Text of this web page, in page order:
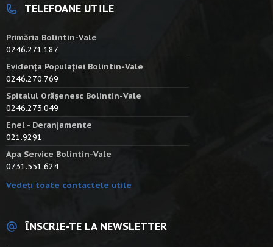
TELEFOANE UTILE
Primăria Bolintin-Vale
0246.271.187
Evidența Populației Bolintin-Vale
0246.270.769
Spitalul Orășenesc Bolintin-Vale
0246.273.049
Enel - Deranjamente
021.9291
Apa Service Bolintin-Vale
0731.551.624
Vedeți toate contactele utile
ÎNSCRIE-TE LA NEWSLETTER